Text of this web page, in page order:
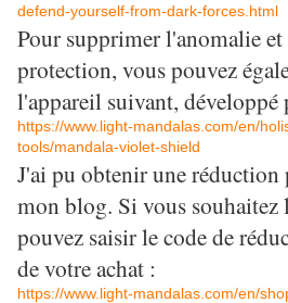
defend-yourself-from-dark-forces.html
Pour supprimer l'anomalie
protection, vous pouvez
l'appareil suivant, développé
https://www.light-mandalas.com/en/
tools/mandala-violet-shield
J'ai pu obtenir une réduction
mon blog. Si vous souhaitez
pouvez saisir le code de
de votre achat :
https://www.light-mandalas.com/en/